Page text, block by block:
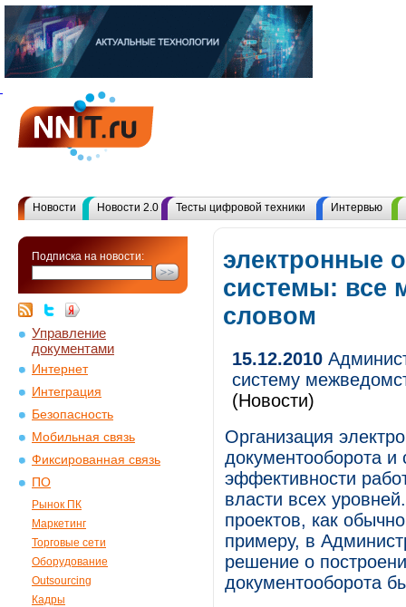
Новости Новости 2.0 Тесты цифровой техники Интервью
Подписка на новости:
Управление
документами
Интернет
Интеграция
Безопасность
Мобильная связь
Фиксированная связь
ПО
Рынок ПК
Маркетинг
Торговые сети
Оборудование
Outsourcing
Кадры
электронные
системы: все
словом
15.12.2010
систему
(Новости)
Организация
документооборота
эффективности
власти всех
проектов, как
примеру, в
решение о
документооборота